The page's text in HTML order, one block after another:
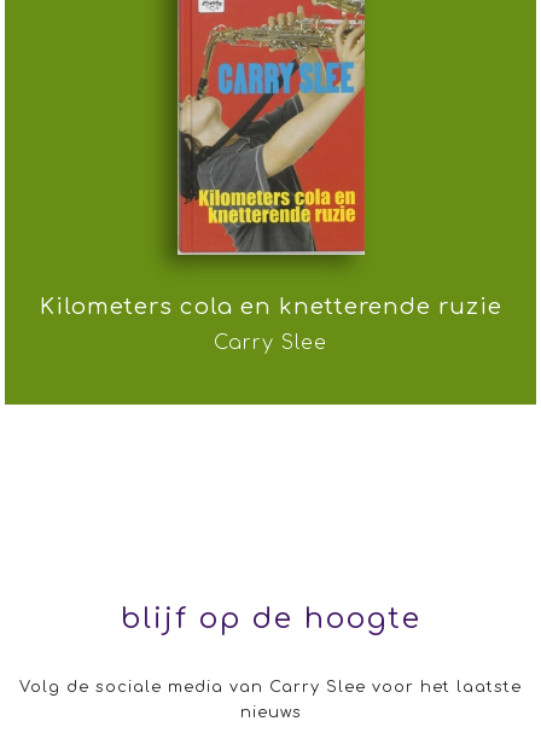
Kilometers cola en knetterende ruzie
Carry Slee
blijf op de hoogte
Volg de sociale media van Carry Slee voor het laatste
nieuws